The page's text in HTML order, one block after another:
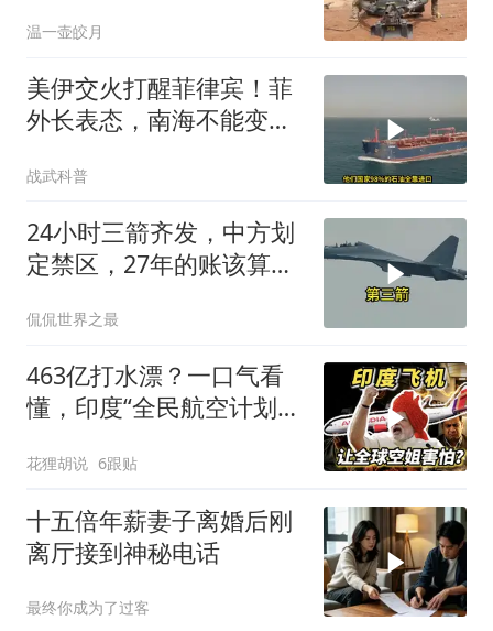
温一壶皎月
美伊交火打醒菲律宾！菲
外长表态，南海不能变成
战武科普
24小时三箭齐发，中方划
定禁区，27年的账该算
侃侃世界之最
463亿打水漂？一口气看
懂，印度“全民航空计划”
花狸胡说 6跟贴
十五倍年薪妻子离婚后刚
离厅接到神秘电话
最终你成为了过客